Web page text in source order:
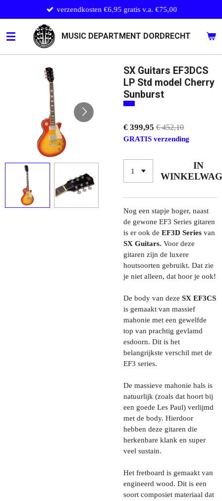
direct
naar
de
hoofdinhoud
MUSIC DEPARTMENT DORDRECHT
verzendkosten €6,95 gratis v.a. €75,00
SX Guitars EF3DCS
LP Std model Cherry
Sunburst
€ 399,95 € 452,10
GRATIS verzending
IN
Nog een stapje hoger, naast
de gewone EF3 Series gitaren
is er ook de EF3D Series van
SX Guitars. Voor deze
gitaren zijn de luxere
houtsoorten gebruikt. Dat zie
je niet alleen, dat hoor je ook!
De body van deze SX EF3CS
is gemaakt van massief
mahonie met een gewelfde
top van prachtig gevlamd
esdoorn. Dit is het
belangrijkste verschil met de
EF3 series.
De massieve mahonie hals is
natuurlijk (zoals dat hoort bij
een goede Les Paul) verlijmd
met de body. Hierdoor
hebben deze gitaren die
herkenbare klank en super
veel sustain.
Het fretboard is gemaakt van
engineerd wood. Dit is een
soort composiet materiaal dat